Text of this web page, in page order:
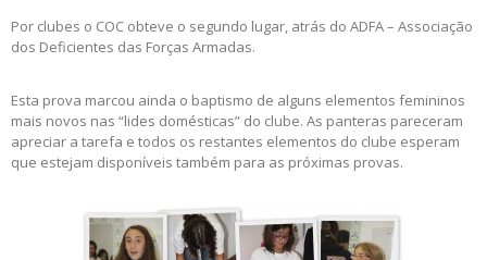
Por clubes o COC obteve o segundo lugar, atrás do ADFA – Associação
dos Deficientes das Forças Armadas.
Esta prova marcou ainda o baptismo de alguns elementos femininos
mais novos nas “lides domésticas” do clube. As panteras pareceram
apreciar a tarefa e todos os restantes elementos do clube esperam
que estejam disponíveis também para as próximas provas.